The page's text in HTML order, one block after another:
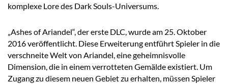
komplexe Lore des Dark Souls-Universums.
„Ashes of Ariandel“, der erste DLC, wurde am 25. Oktober
2016 veröffentlicht. Diese Erweiterung entführt Spieler in die
verschneite Welt von Ariandel, eine geheimnisvolle
Dimension, die in einem verrotteten Gemälde existiert. Um
Zugang zu diesem neuen Gebiet zu erhalten, müssen Spieler